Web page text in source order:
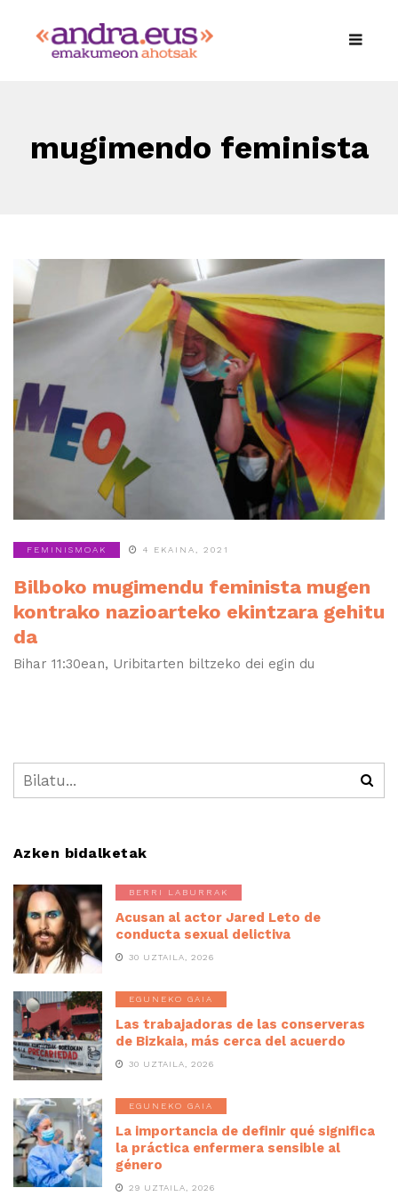
mugimendo feminista
FEMINISMOAK 4 EKAINA, 2021
Bilboko mugimendu feminista mugen
kontrako nazioarteko ekintzara gehitu
da
Bihar 11:30ean, Uribitarten biltzeko dei egin du
Azken bidalketak
BERRI LABURRAK
Acusan al actor Jared Leto de
conducta sexual delictiva
30 UZTAILA, 2026
EGUNEKO GAIA
Las trabajadoras de las conserveras
de Bizkaia, más cerca del acuerdo
30 UZTAILA, 2026
EGUNEKO GAIA
La importancia de definir qué significa
la práctica enfermera sensible al
género
29 UZTAILA, 2026